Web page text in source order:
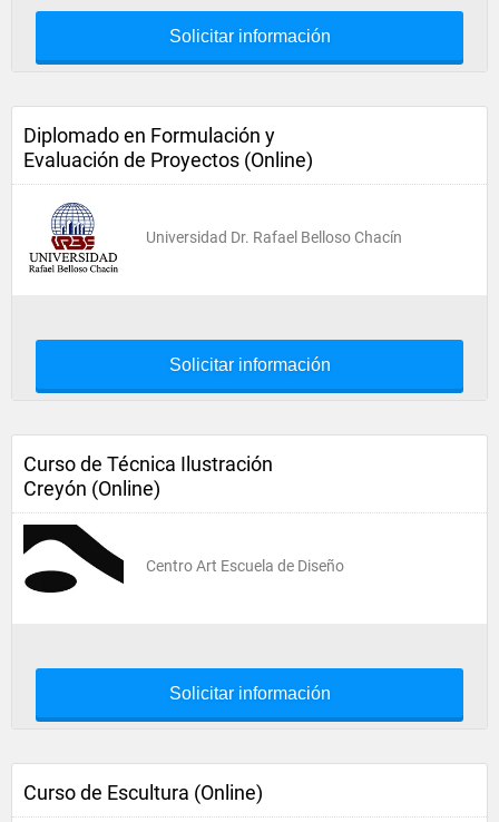
Solicitar información
Diplomado en Formulación y
Evaluación de Proyectos (Online)
Universidad Dr. Rafael Belloso Chacín
Solicitar información
Curso de Técnica Ilustración
Creyón (Online)
Centro Art Escuela de Diseño
Solicitar información
Curso de Escultura (Online)